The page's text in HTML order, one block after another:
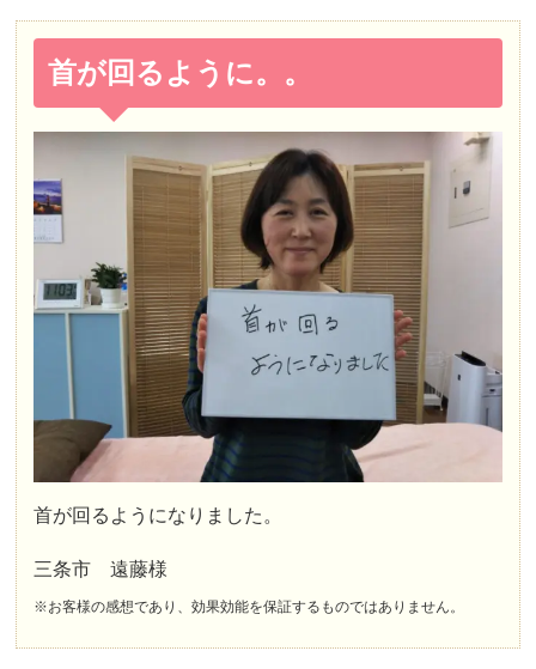
首が回るように。。
首が回るようになりました。
三条市 遠藤様
※お客様の感想であり、効果効能を保証するものではありません。